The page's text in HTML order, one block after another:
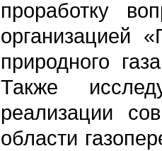
проработку
организацией
природного
Также
реализации
области